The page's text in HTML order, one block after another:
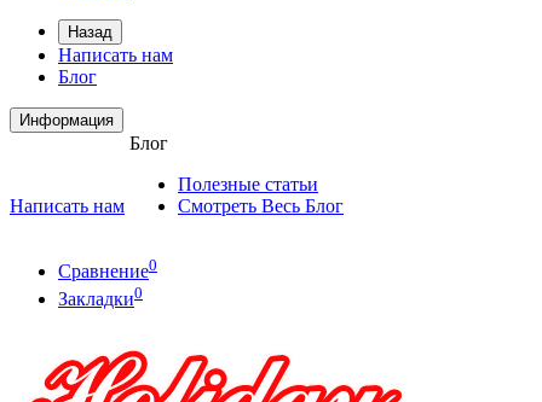
Назад
Написать нам
Блог
Информация
Написать нам
Блог
Полезные статьи
Смотреть Весь Блог
Сравнение0
Закладки0